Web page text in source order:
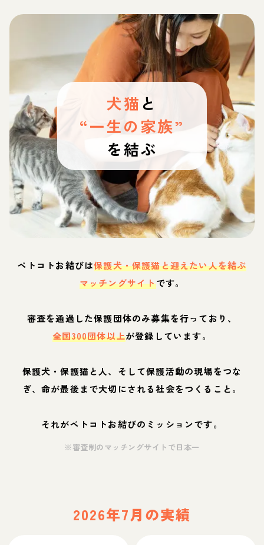
犬猫 と
“一生の家族”
を結ぶ
ペトコトお結びは保護犬・保護猫と迎えたい人を結ぶ
マッチングサイトです。
審査を通過した保護団体のみ募集を行っており、
全国300団体以上が登録しています。
保護犬・保護猫と人、そして保護活動の現場をつな
ぎ、命が最後まで大切にされる社会をつくること。
それがペトコトお結びのミッションです。
※審査制のマッチングサイトで日本一
2026年7月の実績